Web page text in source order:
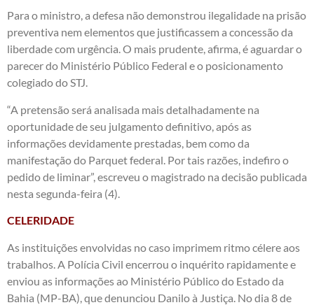
Para o ministro, a defesa não demonstrou ilegalidade na prisão
preventiva nem elementos que justificassem a concessão da
liberdade com urgência. O mais prudente, afirma, é aguardar o
parecer do Ministério Público Federal e o posicionamento
colegiado do STJ.
“A pretensão será analisada mais detalhadamente na
oportunidade de seu julgamento definitivo, após as
informações devidamente prestadas, bem como da
manifestação do Parquet federal. Por tais razões, indefiro o
pedido de liminar”, escreveu o magistrado na decisão publicada
nesta segunda-feira (4).
CELERIDADE
As instituições envolvidas no caso imprimem ritmo célere aos
trabalhos. A Polícia Civil encerrou o inquérito rapidamente e
enviou as informações ao Ministério Público do Estado da
Bahia (MP-BA), que denunciou Danilo à Justiça. No dia 8 de